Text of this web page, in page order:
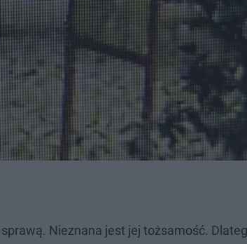
Nieznana jest jej tożsamość.